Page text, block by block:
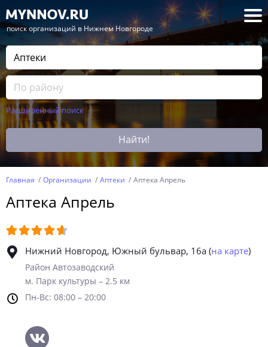
— поиск организаций в Нижнем Новгороде
Расширенный поиск
Найти!
Главная Организации Аптеки Аптека Апрель
Аптека Апрель
Нижний Новгород, Южный бульвар, 16а (на карте)
Район Автозаводский
м. Парк культуры – 2.5 км
Пн-Вс: 08:00 – 20:00